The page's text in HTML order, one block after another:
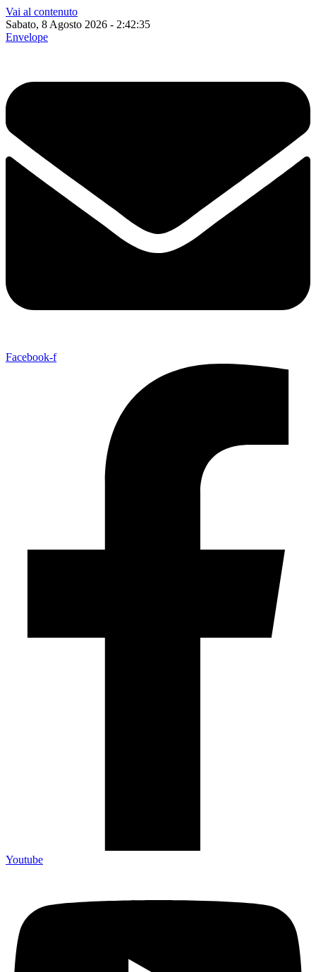
Vai al contenuto
Sabato, 8 Agosto 2026 - 2:42:36
Envelope
Facebook-f
Youtube